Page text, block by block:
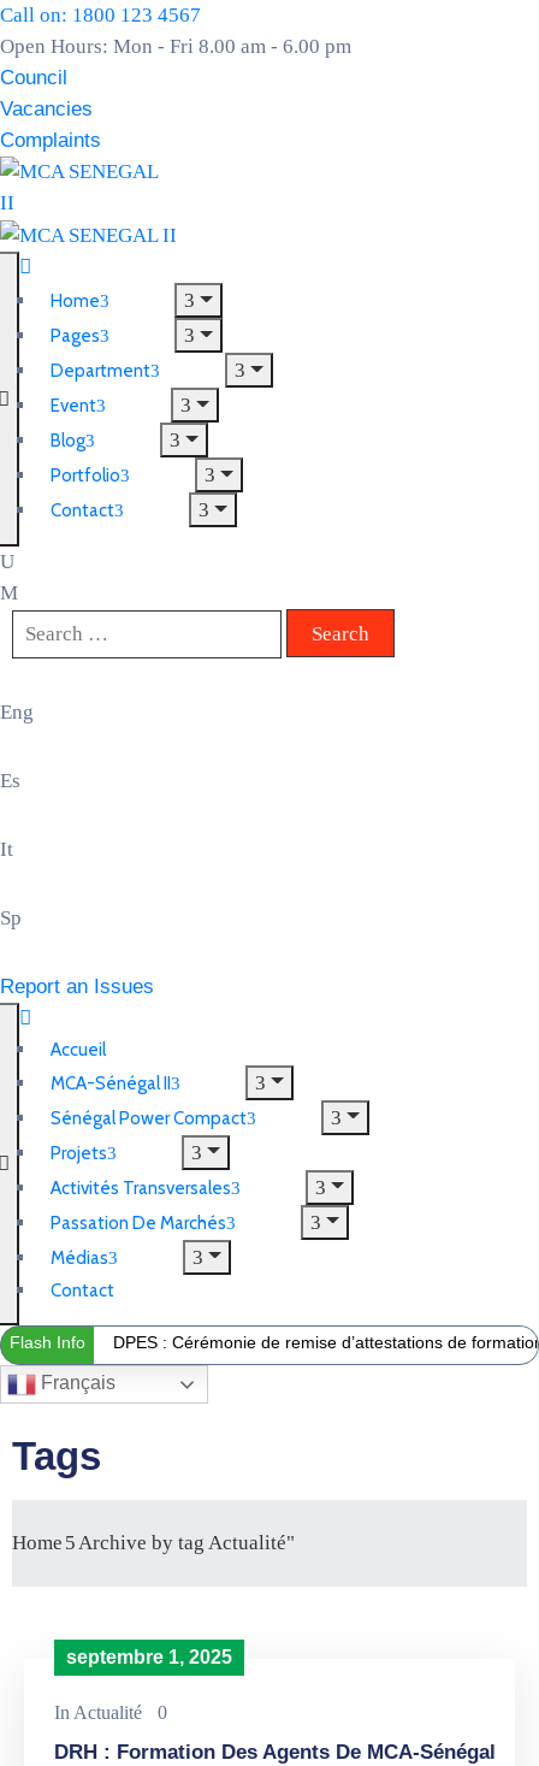
Call on: 1800 123 4567
Open Hours: Mon - Fri 8.00 am - 6.00 pm
Council
Vacancies
Complaints
Home
Pages
Department
Event
Blog
Portfolio
Contact
Eng
Es
It
Sp
Report an Issues
Accueil
MCA-Sénégal II
Sénégal Power Compact
Projets
Activités Transversales
Passation De Marchés
Médias
Contact
Flash Info DPES : Cérémonie de remise d’attestations de
Français
Tags
Home Archive by tag Actualité"
septembre 1, 2025
InActualité 0
DRH : Formation Des Agents De MCA-Sénégal